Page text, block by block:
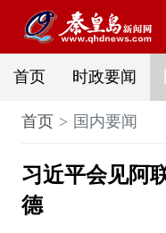
首页 时政要闻
首页 国内要闻
习近平会见阿
德